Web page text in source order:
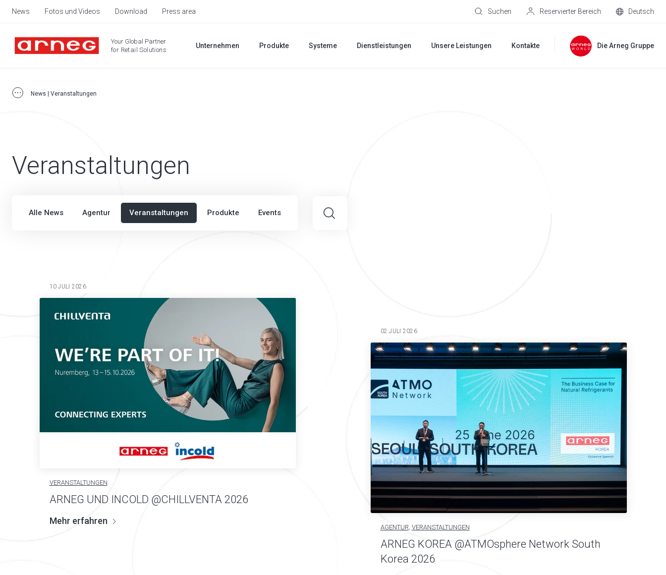
News Fotos und Videos Download Press area Suchen Reservierter Bereich Deutsch
Your Global Partner
for Retail Solutions
Unternehmen Produkte Systeme Dienstleistungen Unsere Leistungen Kontakte Die Arneg Gruppe
News | Veranstaltungen
Veranstaltungen
Alle News Agentur Veranstaltungen Produkte Events
10 JULI 2026
VERANSTALTUNGEN
ARNEG UND INCOLD @CHILLVENTA 2026
Mehr erfahren
02 JULI 2026
AGENTUR, VERANSTALTUNGEN
ARNEG KOREA @ATMOsphere Network South
Korea 2026